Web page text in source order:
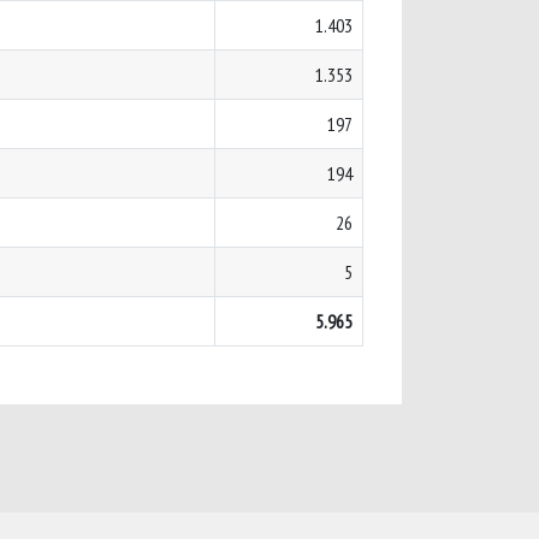
1.403
1.353
197
194
26
5
5.965